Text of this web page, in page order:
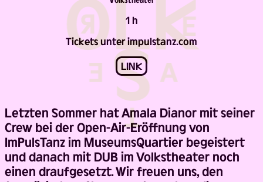
1 h
Tickets unter impulstanz.com
LINK
Letzten Sommer hat Amala Dianor mit seiner
Crew bei der Open-Air-Eröffnung von
ImPulsTanz im MuseumsQuartier begeistert
und danach mit DUB im Volkstheater noch
einen draufgesetzt. Wir freuen uns, den